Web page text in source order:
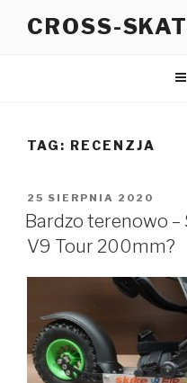
CROSS-
TAG: RECENZJA
OPUBLIKOWANE
W
25 SIERPNIA 2020
Bardzo terenowo –
V9 Tour 200mm?